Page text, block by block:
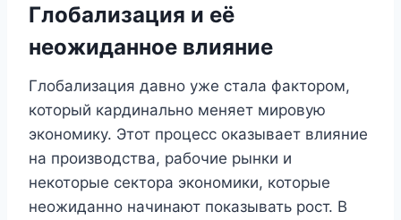
Глобализация и её
неожиданное влияние
Глобализация давно уже стала фактором,
который кардинально меняет мировую
экономику. Этот процесс оказывает влияние
на производства, рабочие рынки и
некоторые сектора экономики, которые
неожиданно начинают показывать рост. В